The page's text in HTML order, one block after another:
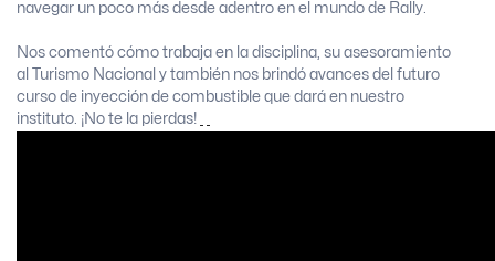
navegar un poco más desde adentro en el mundo de Rally.
Nos comentó cómo trabaja en la disciplina, su asesoramiento
al Turismo Nacional y también nos brindó avances del futuro
curso de inyección de combustible que dará en nuestro
instituto. ¡No te la pierdas!